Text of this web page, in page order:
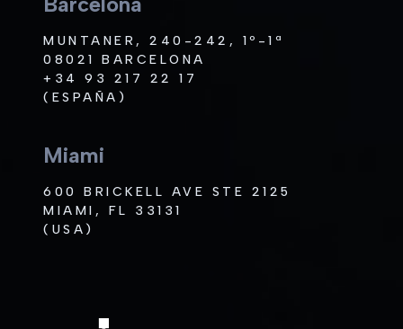
MUNTANER, 240-242, 1º-1ª
08021 BARCELONA
+34 93 217 22 17
(ESPAÑA)
Miami
600 BRICKELL AVE STE 2125
MIAMI, FL 33131
(USA)